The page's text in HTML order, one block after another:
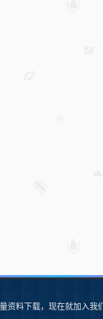
SW自
资料下载，现在就加入我